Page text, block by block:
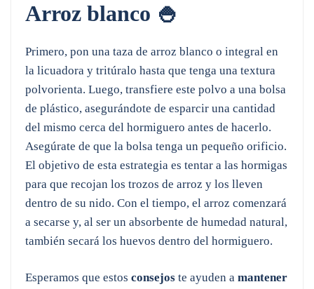
Arroz blanco 🍚
Primero, pon una taza de arroz blanco o integral en
la licuadora y tritúralo hasta que tenga una textura
polvorienta. Luego, transfiere este polvo a una bolsa
de plástico, asegurándote de esparcir una cantidad
del mismo cerca del hormiguero antes de hacerlo.
Asegúrate de que la bolsa tenga un pequeño orificio.
El objetivo de esta estrategia es tentar a las hormigas
para que recojan los trozos de arroz y los lleven
dentro de su nido. Con el tiempo, el arroz comenzará
a secarse y, al ser un absorbente de humedad natural,
también secará los huevos dentro del hormiguero.
Esperamos que estos consejos te ayuden a mantener